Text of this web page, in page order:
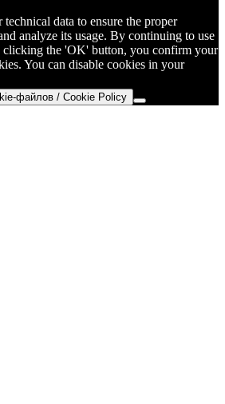
technical data to ensure the proper
analyze its usage. By continuing to use
clicking the 'OK' button, you confirm your
You can disable cookies in your
файлов / Cookie Policy